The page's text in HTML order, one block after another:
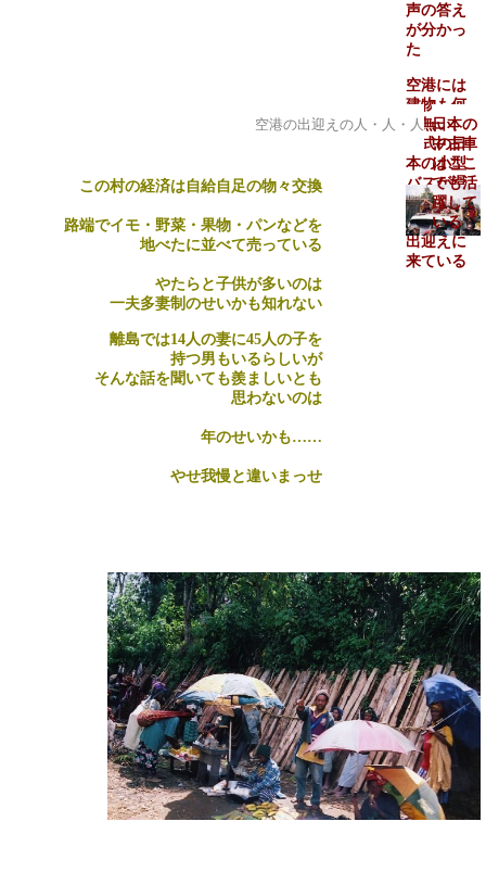
日本の
中古車
はここ
でも活
躍して
いる
空港の出迎えの人・人・人
この村の経済は自給自足の物々交換
路端でイモ・野菜・果物・パンなどを
地べたに並べて売っている
やたらと子供が多いのは
一夫多妻制のせいかも知れない
離島では14人の妻に45人の子を
持つ男もいるらしいが
そんな話を聞いても羨ましいとも
思わないのは
年のせいかも……
やせ我慢と違いまっせ
声の答え
が分かっ
た
空港には
建物も何
も無い、
旧式の日
本の小型
バスが滑
走路の端
まで
出迎えに
来ている